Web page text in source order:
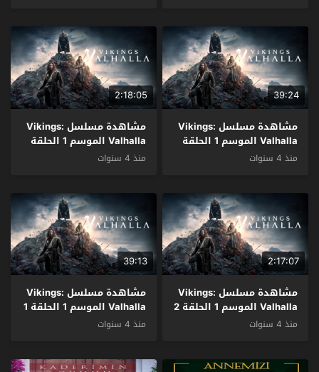
39:24
مشاهدة مسلسل Vikings:
Valhalla الموسم 1 الحلقة
4 مترجم
منذ 4 سنوات
2:18:05
مشاهدة مسلسل Vikings:
Valhalla الموسم 1 الحلقة
3 مترجم
منذ 4 سنوات
2:17:07
مشاهدة مسلسل Vikings:
Valhalla الموسم 1 الحلقة 2
مترجم
منذ 4 سنوات
39:13
مشاهدة مسلسل Vikings:
Valhalla الموسم 1 الحلقة 1
مترجم
منذ 4 سنوات